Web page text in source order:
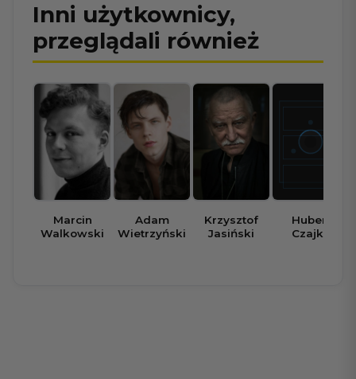
Inni użytkownicy,
przeglądali również
Marcin
Walkowski
Adam
Wietrzyński
Krzysztof
Jasiński
Hubert
Czajka